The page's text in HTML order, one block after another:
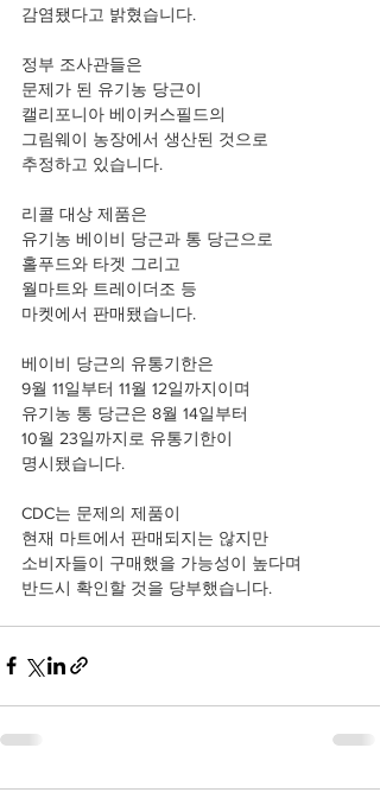
감염됐다고 밝혔습니다.
정부 조사관들은
문제가 된 유기농 당근이
캘리포니아 베이커스필드의
그림웨이 농장에서 생산된 것으로
추정하고 있습니다.
리콜 대상 제품은
유기농 베이비 당근과 통 당근으로
홀푸드와 타겟 그리고
월마트와 트레이더조 등
마켓에서 판매됐습니다.
베이비 당근의 유통기한은
9월 11일부터 11월 12일까지이며
유기농 통 당근은 8월 14일부터
10월 23일까지로 유통기한이
명시됐습니다.
CDC는 문제의 제품이
현재 마트에서 판매되지는 않지만
소비자들이 구매했을 가능성이 높다며
반드시 확인할 것을 당부했습니다.